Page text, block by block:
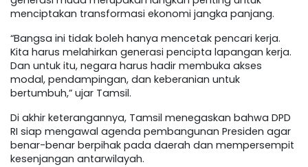
menciptakan transformasi ekonomi jangka panjang.
“Bangsa ini tidak boleh hanya mencetak pencari kerja.
Kita harus melahirkan generasi pencipta lapangan kerja.
Dan untuk itu, negara harus hadir membuka akses
modal, pendampingan, dan keberanian untuk
bertumbuh,” ujar Tamsil.
Di akhir keterangannya, Tamsil menegaskan bahwa DPD
RI siap mengawal agenda pembangunan Presiden agar
benar-benar berpihak pada daerah dan mempersempit
kesenjangan antarwilayah.